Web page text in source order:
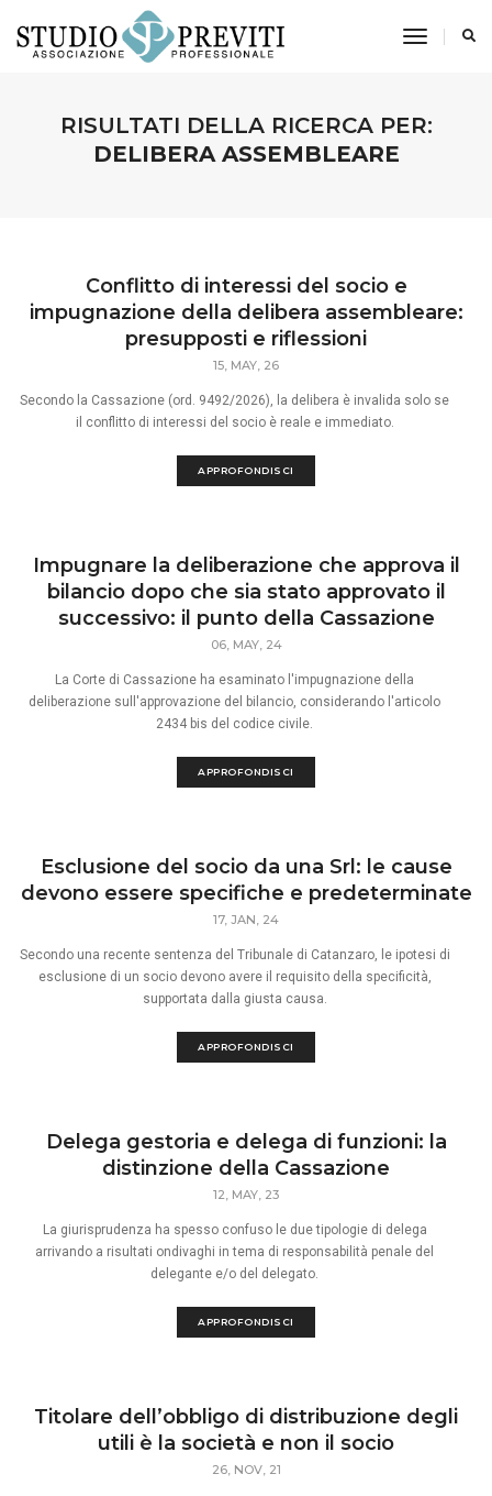
toggle
RISULTATI DELLA RICERCA PER:
DELIBERA ASSEMBLEARE
Conflitto di interessi del socio e
impugnazione della delibera assembleare:
presupposti e riflessioni
15, MAY, 26
Secondo la Cassazione (ord. 9492/2026), la delibera è invalida solo se
il conflitto di interessi del socio è reale e immediato.
APPROFONDISCI
Impugnare la deliberazione che approva il
bilancio dopo che sia stato approvato il
successivo: il punto della Cassazione
06, MAY, 24
La Corte di Cassazione ha esaminato l'impugnazione della
deliberazione sull'approvazione del bilancio, considerando l'articolo
2434 bis del codice civile.
APPROFONDISCI
Esclusione del socio da una Srl: le cause
devono essere specifiche e predeterminate
17, JAN, 24
Secondo una recente sentenza del Tribunale di Catanzaro, le ipotesi di
esclusione di un socio devono avere il requisito della specificità,
supportata dalla giusta causa.
APPROFONDISCI
Delega gestoria e delega di funzioni: la
distinzione della Cassazione
12, MAY, 23
La giurisprudenza ha spesso confuso le due tipologie di delega
arrivando a risultati ondivaghi in tema di responsabilità penale del
delegante e/o del delegato.
APPROFONDISCI
Titolare dell’obbligo di distribuzione degli
utili è la società e non il socio
26, NOV, 21